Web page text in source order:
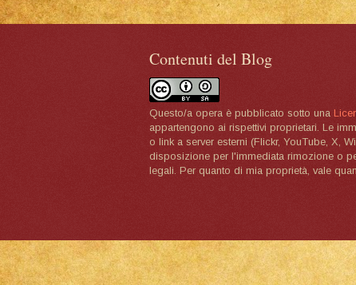
Contenuti del Blog
Questo/a opera è pubblicato sotto una
appartengono ai rispettivi proprietari. Le
o link a server esterni (Flickr, YouTube, X,
disposizione per l'immediata rimozione o
legali. Per quanto di mia proprietà, vale